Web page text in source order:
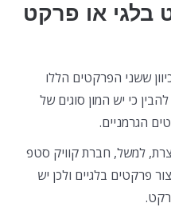
בלגי או פרקט
ששני הפרקטים הללו
כי יש המון סוגים של
הגרמניים.
למשל, חברת קוויק סטפ
פרקטים בלגיים ולכן יש